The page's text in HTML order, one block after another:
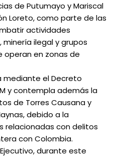
de Putumayo y Mariscal
Loreto, como parte de las
actividades
ilegal y grupos
operan en zonas de
mediante el Decreto
y contempla además la
de Torres Causana y
debido a la
relacionadas con delitos
con Colombia.
durante este